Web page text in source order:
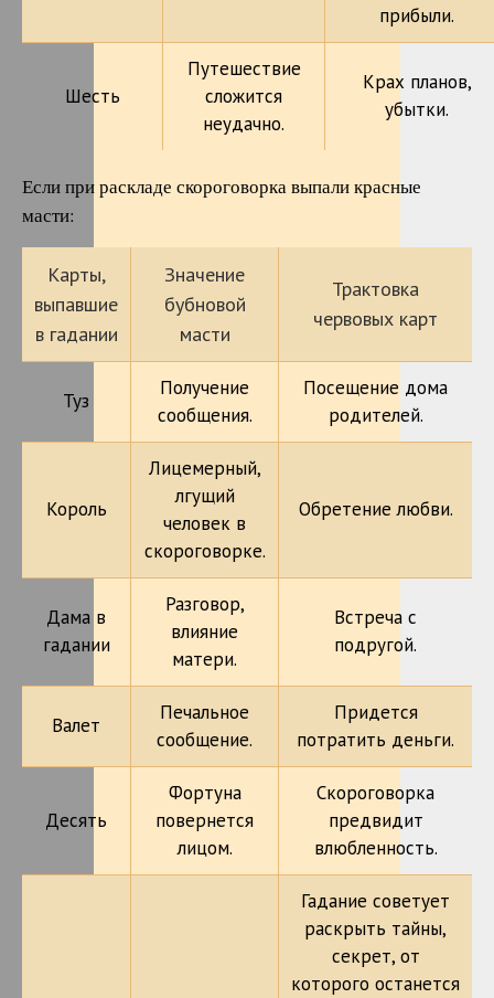
прибыли.
Шесть
Путешествие
сложится
неудачно.
Крах планов,
убытки.
Если при раскладе скороговорка выпали красные
масти:
Карты,
выпавшие
в гадании
Значение
бубновой
масти
Трактовка
червовых карт
Туз
Получение
сообщения.
Посещение дома
родителей.
Король
Лицемерный,
лгущий
человек в
скороговорке.
Обретение любви.
Дама в
гадании
Разговор,
влияние
матери.
Встреча с
подругой.
Валет
Печальное
сообщение.
Придется
потратить деньги.
Десять
Фортуна
повернется
лицом.
Скороговорка
предвидит
влюбленность.
Гадание советует
раскрыть тайны,
секрет, от
которого останется